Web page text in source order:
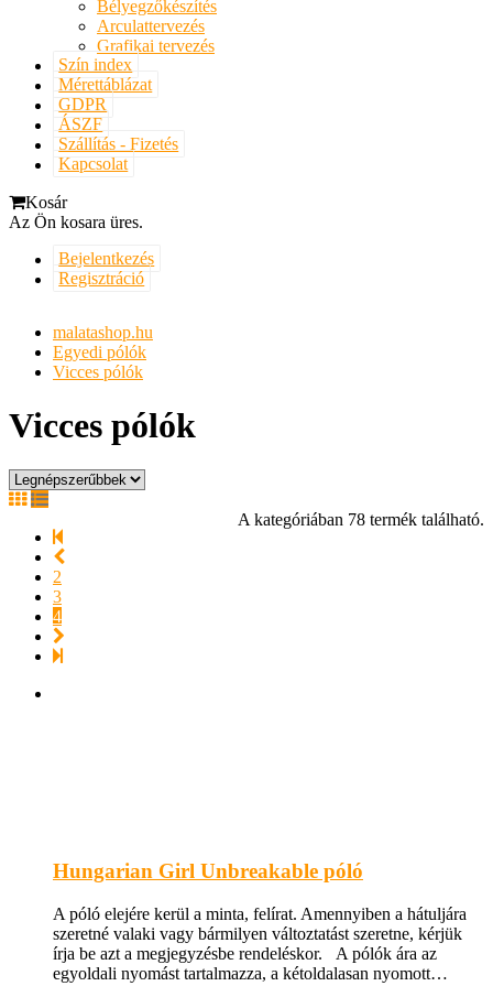
Bélyegzőkészítés
Arculattervezés
Grafikai tervezés
Szín index
Mérettáblázat
GDPR
ÁSZF
Szállítás - Fizetés
Kapcsolat
Kosár
Az Ön kosara üres.
Bejelentkezés
Regisztráció
malatashop.hu
Egyedi pólók
Vicces pólók
Vicces pólók
A kategóriában 78 termék található.
2
3
4
Hungarian Girl Unbreakable póló
A póló elejére kerül a minta, felírat. Amennyiben a hátuljára
szeretné valaki vagy bármilyen változtatást szeretne, kérjük
írja be azt a megjegyzésbe rendeléskor. A pólók ára az
egyoldali nyomást tartalmazza, a kétoldalasan nyomott…